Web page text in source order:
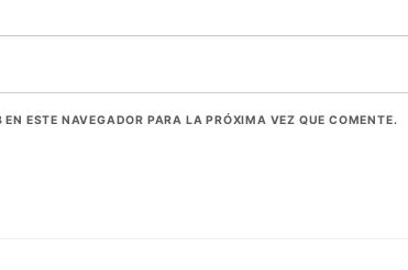
ESTE NAVEGADOR PARA LA PRÓXIMA VEZ QUE COMENTE.